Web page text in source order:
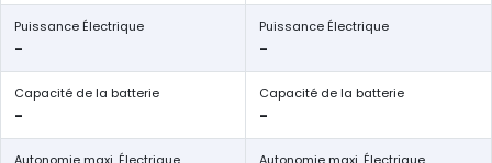
Puissance Électrique
-
Puissance Électrique
-
Capacité de la batterie
-
Capacité de la batterie
-